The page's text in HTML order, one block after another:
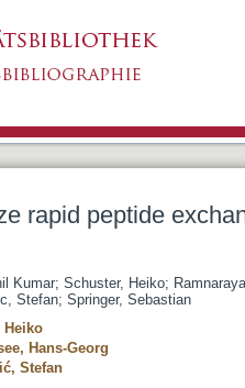
rapid peptide
Kumar; Schuster, Heiko;
Stefan; Springer, Sebastian
Heiko
Hans-Georg
Stefan